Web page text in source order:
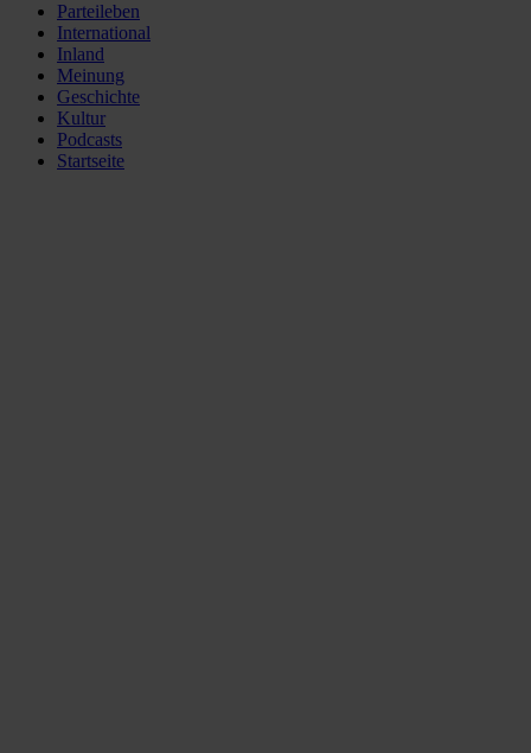
Parteileben
International
Inland
Meinung
Geschichte
Kultur
Podcasts
Startseite